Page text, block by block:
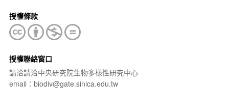
授權條款
授權聯絡窗口
請洽請洽中央研究院生物多樣性研究中心
email：biodiv@gate.sinica.edu.tw